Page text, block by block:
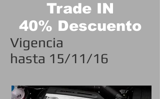
Trade IN
40% Descuento
Vigencia
hasta 15/11/16